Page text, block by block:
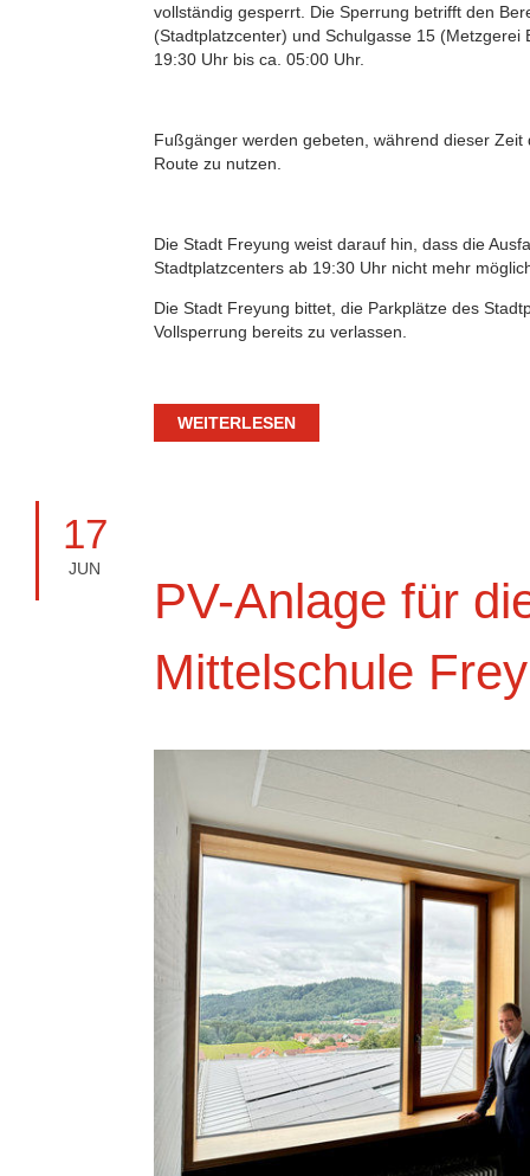
vollständig gesperrt. Die Sperrung betrifft den
(Stadtplatzcenter) und Schulgasse 15 (Metzgerei
19:30 Uhr bis ca. 05:00 Uhr.
Fußgänger werden gebeten, während dieser Zeit
Route zu nutzen.
Die Stadt Freyung weist darauf hin, dass die
Stadtplatzcenters ab 19:30 Uhr nicht mehr
Die Stadt Freyung bittet, die Parkplätze des
Vollsperrung bereits zu verlassen.
WEITERLESEN
17
JUN
PV-Anlage für
Mittelschule